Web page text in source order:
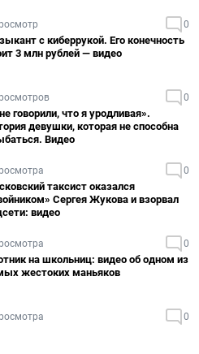
0
с киберрукой. Его конечность
3 млн рублей — видео
0
говорили, что я уродливая».
девушки, которая не способна
Видео
0
таксист оказался
Сергея Жукова и взорвал
видео
0
на школьниц: видео об одном из
жестоких маньяков
0